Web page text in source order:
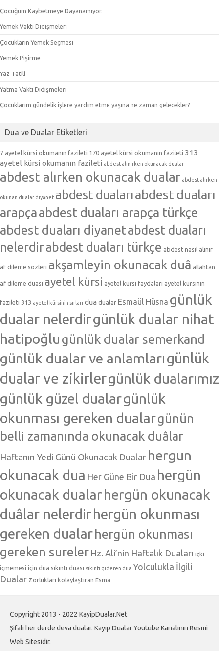
Çocuğum Kaybetmeye Dayanamıyor.
Yemek Vakti Didişmeleri
Çocukların Yemek Seçmesi
Yemek Pişirme
Yaz Tatili
Yatma Vakti Didişmeleri
Çocuklarım gündelik işlere yardım etme yaşına ne zaman gelecekler?
Dua ve Dualar Etiketleri
7 ayetel kürsi okumanın fazileti 170 ayetel kürsi okumanın fazileti 313
ayetel kürsi okumanın fazileti abdest alınırken okunacak dualar
abdest alırken okunacak dualar abdest alırken
okunan dualar diyanet abdest dualarıabdest duaları
arapçaabdest duaları arapça türkçe
abdest duaları diyanetabdest duaları
nelerdirabdest duaları türkçe abdest nasıl alınır
af dileme sözleri akşamleyin okunacak duâ allahtan
af dileme duası ayetel kürsi ayetel kürsi faydaları ayetel kürsinin
fazileti 313 ayetel kürsinin sırları dua dualar Esmaül Hüsna günlük
dualar nelerdirgünlük dualar nihat
hatipoğlu günlük dualar semerkand
günlük dualar ve anlamlarıgünlük
dualar ve zikirlergünlük dualarımız
günlük güzel dualargünlük
okunması gereken dualargünün
belli zamanında okunacak duâlar
Haftanın Yedi Günü Okunacak Dualar hergun
okunacak dua Her Güne Bir Dua hergün
okunacak dualarhergün okunacak
duâlar nelerdirhergün okunması
gereken dualar hergün okunması
gereken sureler Hz. Ali’nin Haftalık Duaları içki
içmemesi için dua sıkıntı duası sıkıntı gideren dua Yolculukla İlgili
Dualar Zorlukları kolaylaştıran Esma
Copyright 2013 - 2022 KayipDualar.Net
Şifalı her derde deva dualar. Kayıp Dualar Youtube Kanalının Resmi
Web Sitesidir.